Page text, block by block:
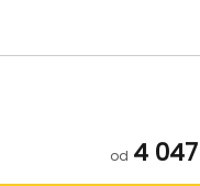
od 4 047